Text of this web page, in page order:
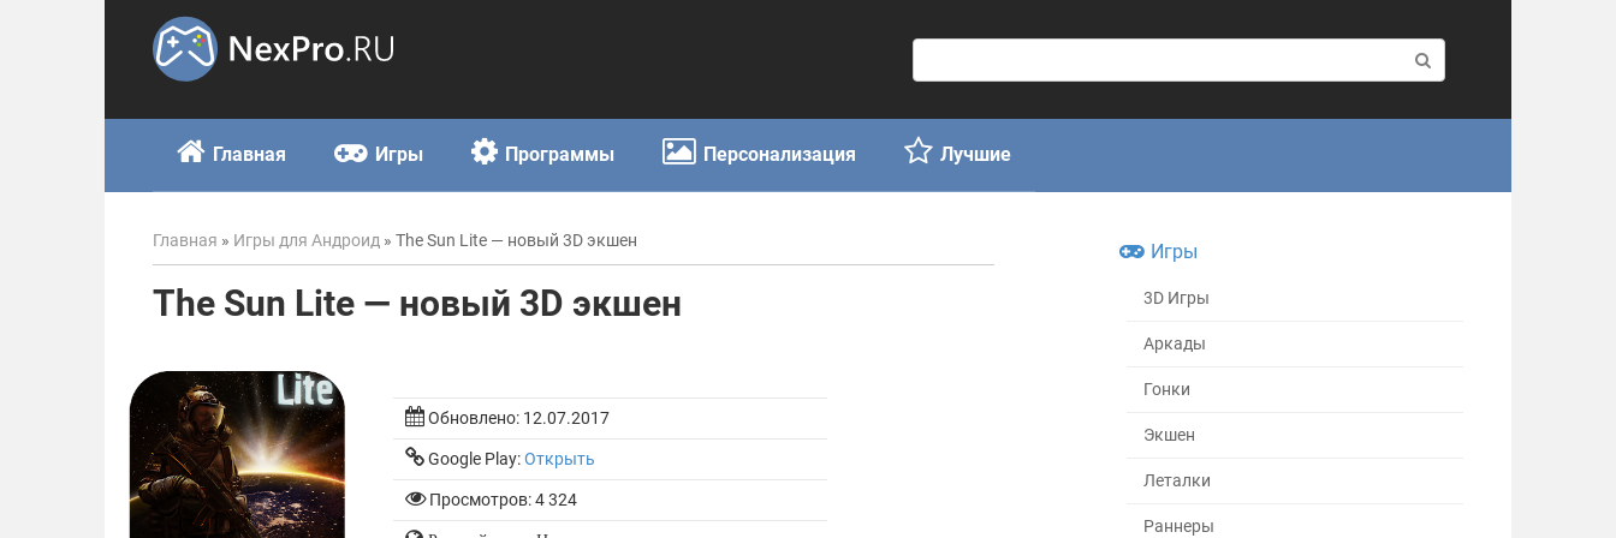
о
с
к
:
Главная Игры Программы Персонализация Лучшие
Главная » Игры для Андроид » The Sun Lite — новый 3D экшен
The Sun Lite — новый 3D экшен
Обновлено: 12.07.2017
Google Play:Открыть
Просмотров: 4 324
Игры
3D Игры
Аркады
Гонки
Экшен
Леталки
Раннеры